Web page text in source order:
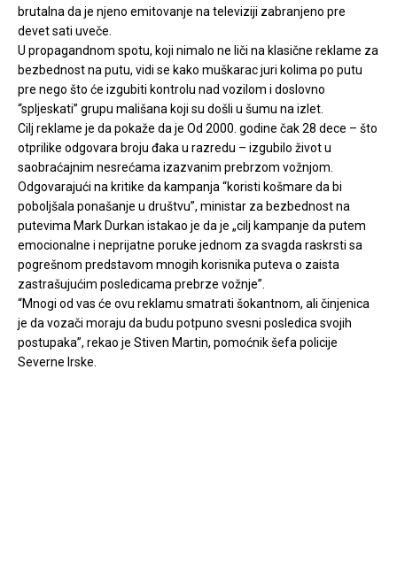
brutalna da je njeno emitovanje na televiziji zabranjeno pre
devet sati uveče.
U propagandnom spotu, koji nimalo ne liči na klasične reklame za
bezbednost na putu, vidi se kako muškarac juri kolima po putu
pre nego što će izgubiti kontrolu nad vozilom i doslovno
“spljeskati” grupu mališana koji su došli u šumu na izlet.
Cilj reklame je da pokaže da je Od 2000. godine čak 28 dece – što
otprilike odgovara broju đaka u razredu – izgubilo život u
saobraćajnim nesrećama izazvanim prebrzom vožnjom.
Odgovarajući na kritike da kampanja “koristi košmare da bi
poboljšala ponašanje u društvu”, ministar za bezbednost na
putevima Mark Durkan istakao je da je „cilj kampanje da putem
emocionalne i neprijatne poruke jednom za svagda raskrsti sa
pogrešnom predstavom mnogih korisnika puteva o zaista
zastrašujućim posledicama prebrze vožnje”.
“Mnogi od vas će ovu reklamu smatrati šokantnom, ali činjenica
je da vozači moraju da budu potpuno svesni posledica svojih
postupaka”, rekao je Stiven Martin, pomoćnik šefa policije
Severne Irske.